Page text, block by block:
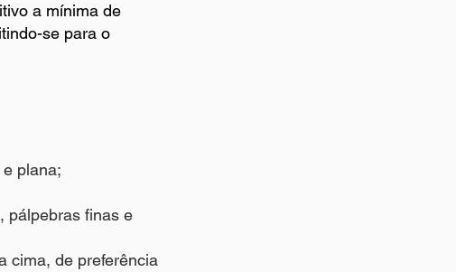
a mínima de
se para o
plana;
pálpebras finas e
cima, de preferência